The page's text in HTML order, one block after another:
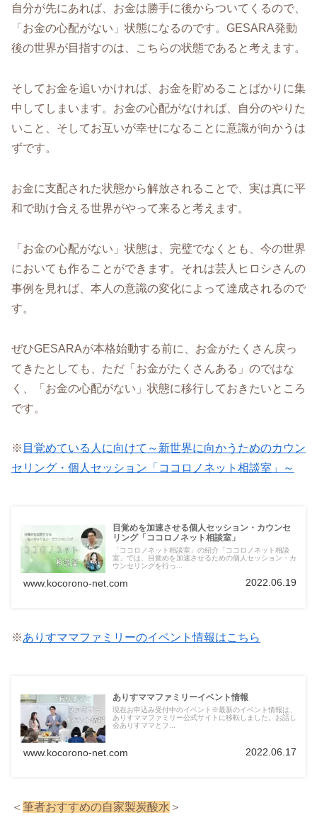
自分が先にあれば、お金は勝手に後からついてくるので、
「お金の心配がない」状態になるのです。GESARA発動
後の世界が目指すのは、こちらの状態であると考えます。
そしてお金を追いかければ、お金を貯めることばかりに集
中してしまいます。お金の心配がなければ、自分のやりた
いこと、そしてお互いが幸せになることに意識が向かうは
ずです。
お金に支配された状態から解放されることで、実は真に平
和で助け合える世界がやって来ると考えます。
「お金の心配がない」状態は、完璧でなくとも、今の世界
においても作ることができます。それは芸人ヒロシさんの
事例を見れば、本人の意識の変化によって達成されるので
す。
ぜひGESARAが本格始動する前に、お金がたくさん戻っ
てきたとしても、ただ「お金がたくさんある」のではな
く、「お金の心配がない」状態に移行しておきたいところ
です。
※ 目覚めている人に向けて～新世界に向かうためのカウン
セリング・個人セッション「ココロノネット相談室」～
目覚めを加速させる個人セッション・カウンセ
リング「ココロノネット相談室」
「ココロノネット相談室」の紹介「ココロノネット相談
室」では、目覚めを加速させるための個人セッション・カ
ウンセリングを行っ...
www.kocorono-net.com 2022.06.19
※ありすママファミリーのイベント情報はこちら
ありすママファミリーイベント情報
現在お申込み受付中のイベント※最新のイベント情報は、
ありすママファミリー公式サイトに移転しました。お話し
会ありすママとフ...
www.kocorono-net.com 2022.06.17
＜ 筆者おすすめの自家製炭酸水 ＞